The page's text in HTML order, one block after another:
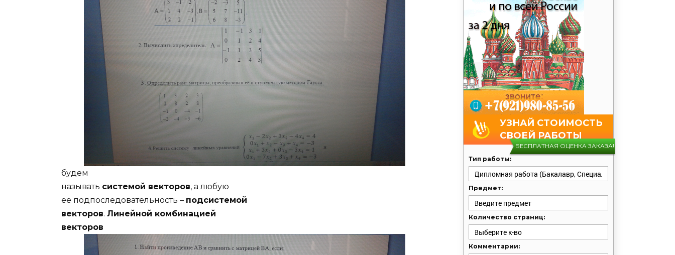
будем
называть системой векторов, а любую
ее подпоследовательность – подсистемой
векторов. Линейной комбинацией
векторов
УЗНАЙ СТОИМОСТЬ
СВОЕЙ РАБОТЫ
БЕСПЛАТНАЯ ОЦЕНКА ЗАКАЗА!
Тип работы:
Предмет:
Количество страниц:
Комментарии: